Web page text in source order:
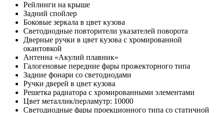
Рейлинги на крыше
Задний спойлер
Боковые зеркала в цвет кузова
Светодиодные повторители указателей поворота
Дверные ручки в цвет кузова с хромированной
окантовкой
Антенна «Акулий плавник»
Галогеновые передние фары прожекторного типа
Задние фонари со светодиодами
Ручки дверей в цвет кузова
Решетка радиатора с хромированными элементами
Цвет металлик/перламутр: 10000
Светодиодные фары проекционного типа со статичной